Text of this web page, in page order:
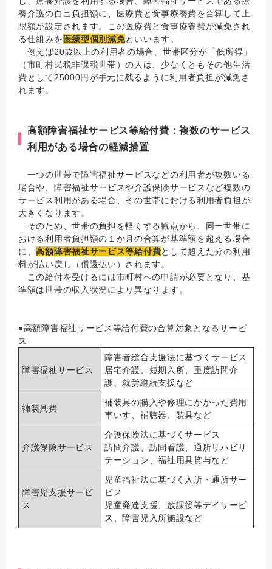
養介護の自己負担額に、医療費と食事療養費を合算して上
限額が設定されます。この医療費と食事療養費が減免され
る仕組みを 医療型個別減免といいます。
例えば20歳以上の利用者の場合、世帯区分が「低所得」
（市町村民税非課税世帯）の人は、少なくともその他生活
費として25000円が手元に残るように利用者負担が減免さ
れます。
高額障害福祉サービス等給付費：複数のサービス
利用がある場合の軽減措置
一つの世帯で障害福祉サービスなどの利用者が複数いる
場合や、障害福祉サービスや介護保険サービスなど複数の
サービス利用がある場合、その世帯における利用者負担が
大きくなります。
そのため、世帯の負担を軽くする観点から、同一世帯に
おける利用者負担額の１か月の合算が基準額を超える場合
に、高額障害福祉サービス等給付費として超えた分の利用
料が払い戻し（償還払い）されます。
この給付を受けるには市町村への申請が必要となり、基
準額は世帯の収入状況により異なります。
●高額障害福祉サービス等給付費の合算対象となるサービ
ス
障害福祉サービス
障害者総合支援法に基づくサービス
居宅介護、短期入所、重度訪問介
護、就労継続支援など
補装具費
補装具の購入や修理にかかった費用
車いす、補聴器、装具など
介護保険サービス
介護保険法に基づくサービス
訪問介護、訪問看護、通所リハビリ
テーション、福祉用具貸与など
障害児支援サービ
ス
児童福祉法に基づく入所・通所サー
ビス
児童発達支援、放課後等デイサービ
ス、障害児入所施設など